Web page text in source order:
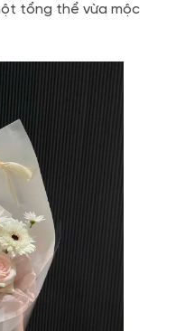
tổng thể vừa mộc